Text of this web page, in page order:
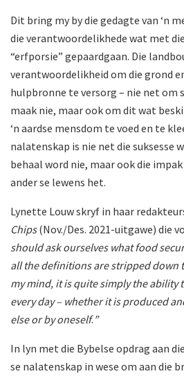
Dit bring my by die gedagte van ‘n
die verantwoordelikhede wat met
“erfporsie” gepaardgaan. Die
verantwoordelikheid om die grond
hulpbronne te versorg – nie net om
maak nie, maar ook om dit wat
‘n aardse mensdom te voed en te
nalatenskap is nie net die suksesse
behaal word nie, maar ook die
ander se lewens het.
Lynette Louw skryf in haar
Chips(Nov./Des. 2021-uitgawe) die
should ask ourselves what food
all the definitions are stripped down
my mind, it is quite simply the ability
every day – whether it is produced
else or by oneself.”
In lyn met die Bybelse opdrag aan
se nalatenskap in wese om aan die